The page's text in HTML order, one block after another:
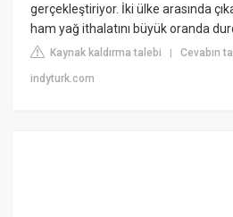
gerçekleştiriyor. İki ülke arasında
ham yağ ithalatını büyük oranda
Kaynak kaldırma talebi |Cevabın
indyturk.com